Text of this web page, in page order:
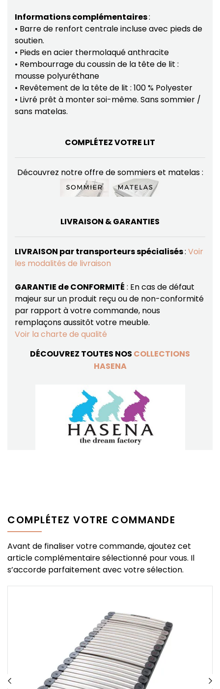
Informations complémentaires:
• Barre de renfort centrale incluse avec pieds de
soutien.
• Pieds en acier thermolaqué anthracite
• Rembourrage du coussin de la tête de lit :
mousse polyuréthane
• Revêtement de la tête de lit : 100 % Polyester
• Livré prêt à monter soi-même. Sans sommier /
sans matelas.
COMPLÉTEZ VOTRE LIT
Découvrez notre offre de sommiers et matelas :
LIVRAISON & GARANTIES
LIVRAISON par transporteurs spécialisés: Voir
les modalités de livraison
GARANTIE de CONFORMITÉ : En cas de défaut
majeur sur un produit reçu ou de non-conformité
par rapport à votre commande, nous
remplaçons aussitôt votre meuble.
Voir la charte de qualité
DÉCOUVREZ TOUTES NOS COLLECTIONS
HASENA
COMPLÉTEZ VOTRE COMMANDE
Avant de finaliser votre commande, ajoutez cet
article complémentaire sélectionné pour vous. Il
s’accorde parfaitement avec votre sélection.